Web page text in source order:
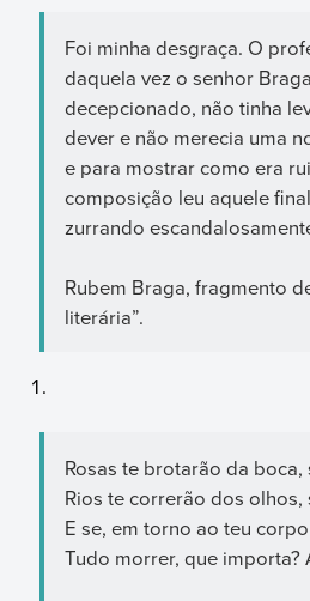
Foi minha desgraça. O
daquela vez o senhor
decepcionado, não tinha
dever e não merecia uma
e para mostrar como era
composição leu aquele
zurrando
Rubem Braga, fragmento
literária”.
Rosas te brotarão da boca,
Rios te correrão dos olhos,
E se, em torno ao teu
Tudo morrer, que importa?